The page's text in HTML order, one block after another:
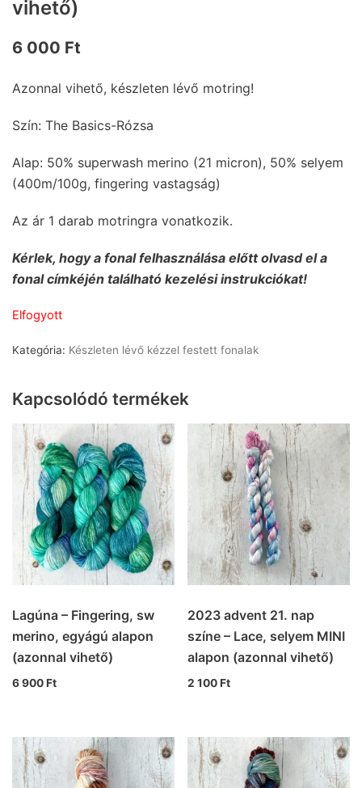
vihető)
6 000 Ft
Azonnal vihető, készleten lévő motring!
Szín: The Basics-Rózsa
Alap: 50% superwash merino (21 micron), 50% selyem
(400m/100g, fingering vastagság)
Az ár 1 darab motringra vonatkozik.
Kérlek, hogy a fonal felhasználása előtt olvasd el a
fonal címkéjén található kezelési instrukciókat!
Elfogyott
Kategória: Készleten lévő kézzel festett fonalak
Kapcsolódó termékek
Lagúna – Fingering, sw
merino, egyágú alapon
(azonnal vihető)
6 900Ft
2023 advent 21. nap
színe – Lace, selyem MINI
alapon (azonnal vihető)
2 100Ft